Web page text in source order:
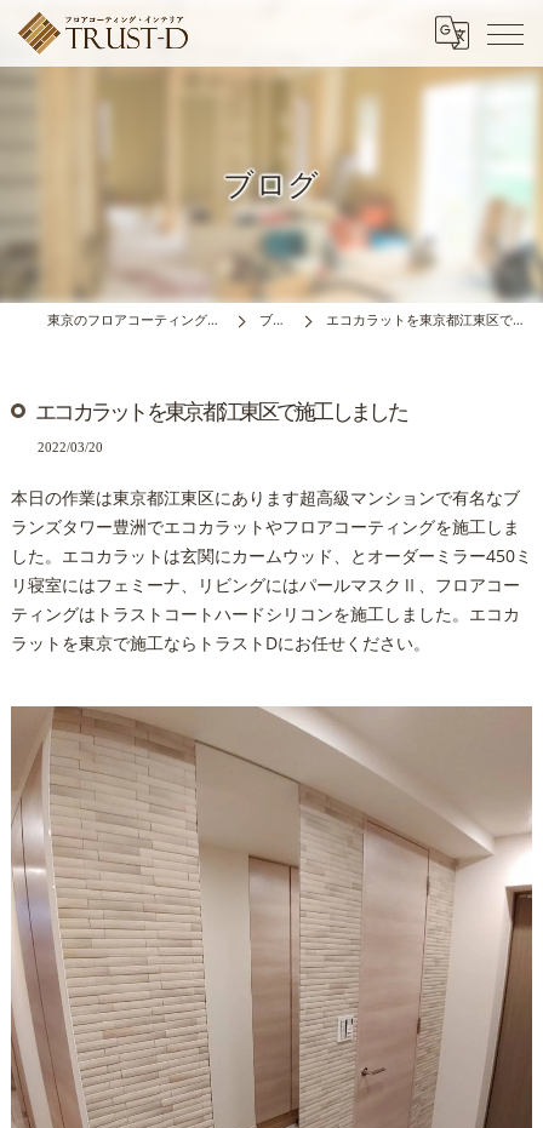
ブログ
東京のフロアコーティングはTRUST-D ブログ エコカラットを東京都江東区で施工しました
エコカラットを東京都江東区で施工しました
2022/03/20
本日の作業は東京都江東区にあります超高級マンションで有名なブ
ランズタワー豊洲でエコカラットやフロアコーティングを施工しま
した。エコカラットは玄関にカームウッド、とオーダーミラー450ミ
リ寝室にはフェミーナ、リビングにはパールマスクⅡ、フロアコー
ティングはトラストコートハードシリコンを施工しました。エコカ
ラットを東京で施工ならトラストDにお任せください。